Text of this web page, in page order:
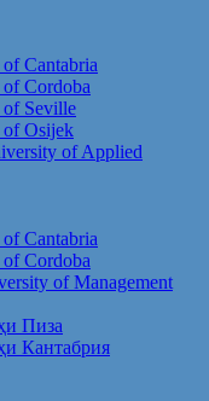
Cantabria
Cordoba
Seville
Osijek
of Applied
Cantabria
Cordoba
of Management
Пиза
Кантабрия